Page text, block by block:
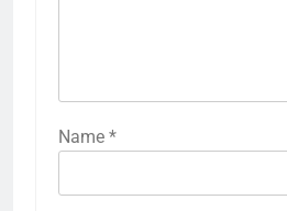
Name *